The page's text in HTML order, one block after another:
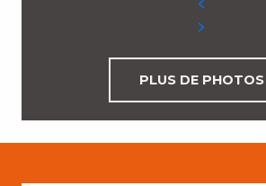
PLUS DE PHOTOS